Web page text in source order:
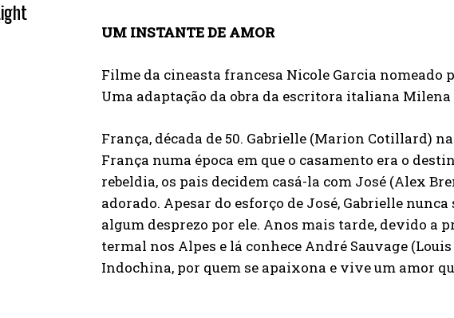
UM INSTANTE DE AMOR
Filme da cineasta francesa Nicole Garcia nomeado
Uma adaptação da obra da escritora italiana Milena
França, década de 50. Gabrielle (Marion Cotillard)
França numa época em que o casamento era o
rebeldia, os pais decidem casá-la com José (Alex
adorado. Apesar do esforço de José, Gabrielle
algum desprezo por ele. Anos mais tarde, devido a
termal nos Alpes e lá conhece André Sauvage
Indochina, por quem se apaixona e vive um amor